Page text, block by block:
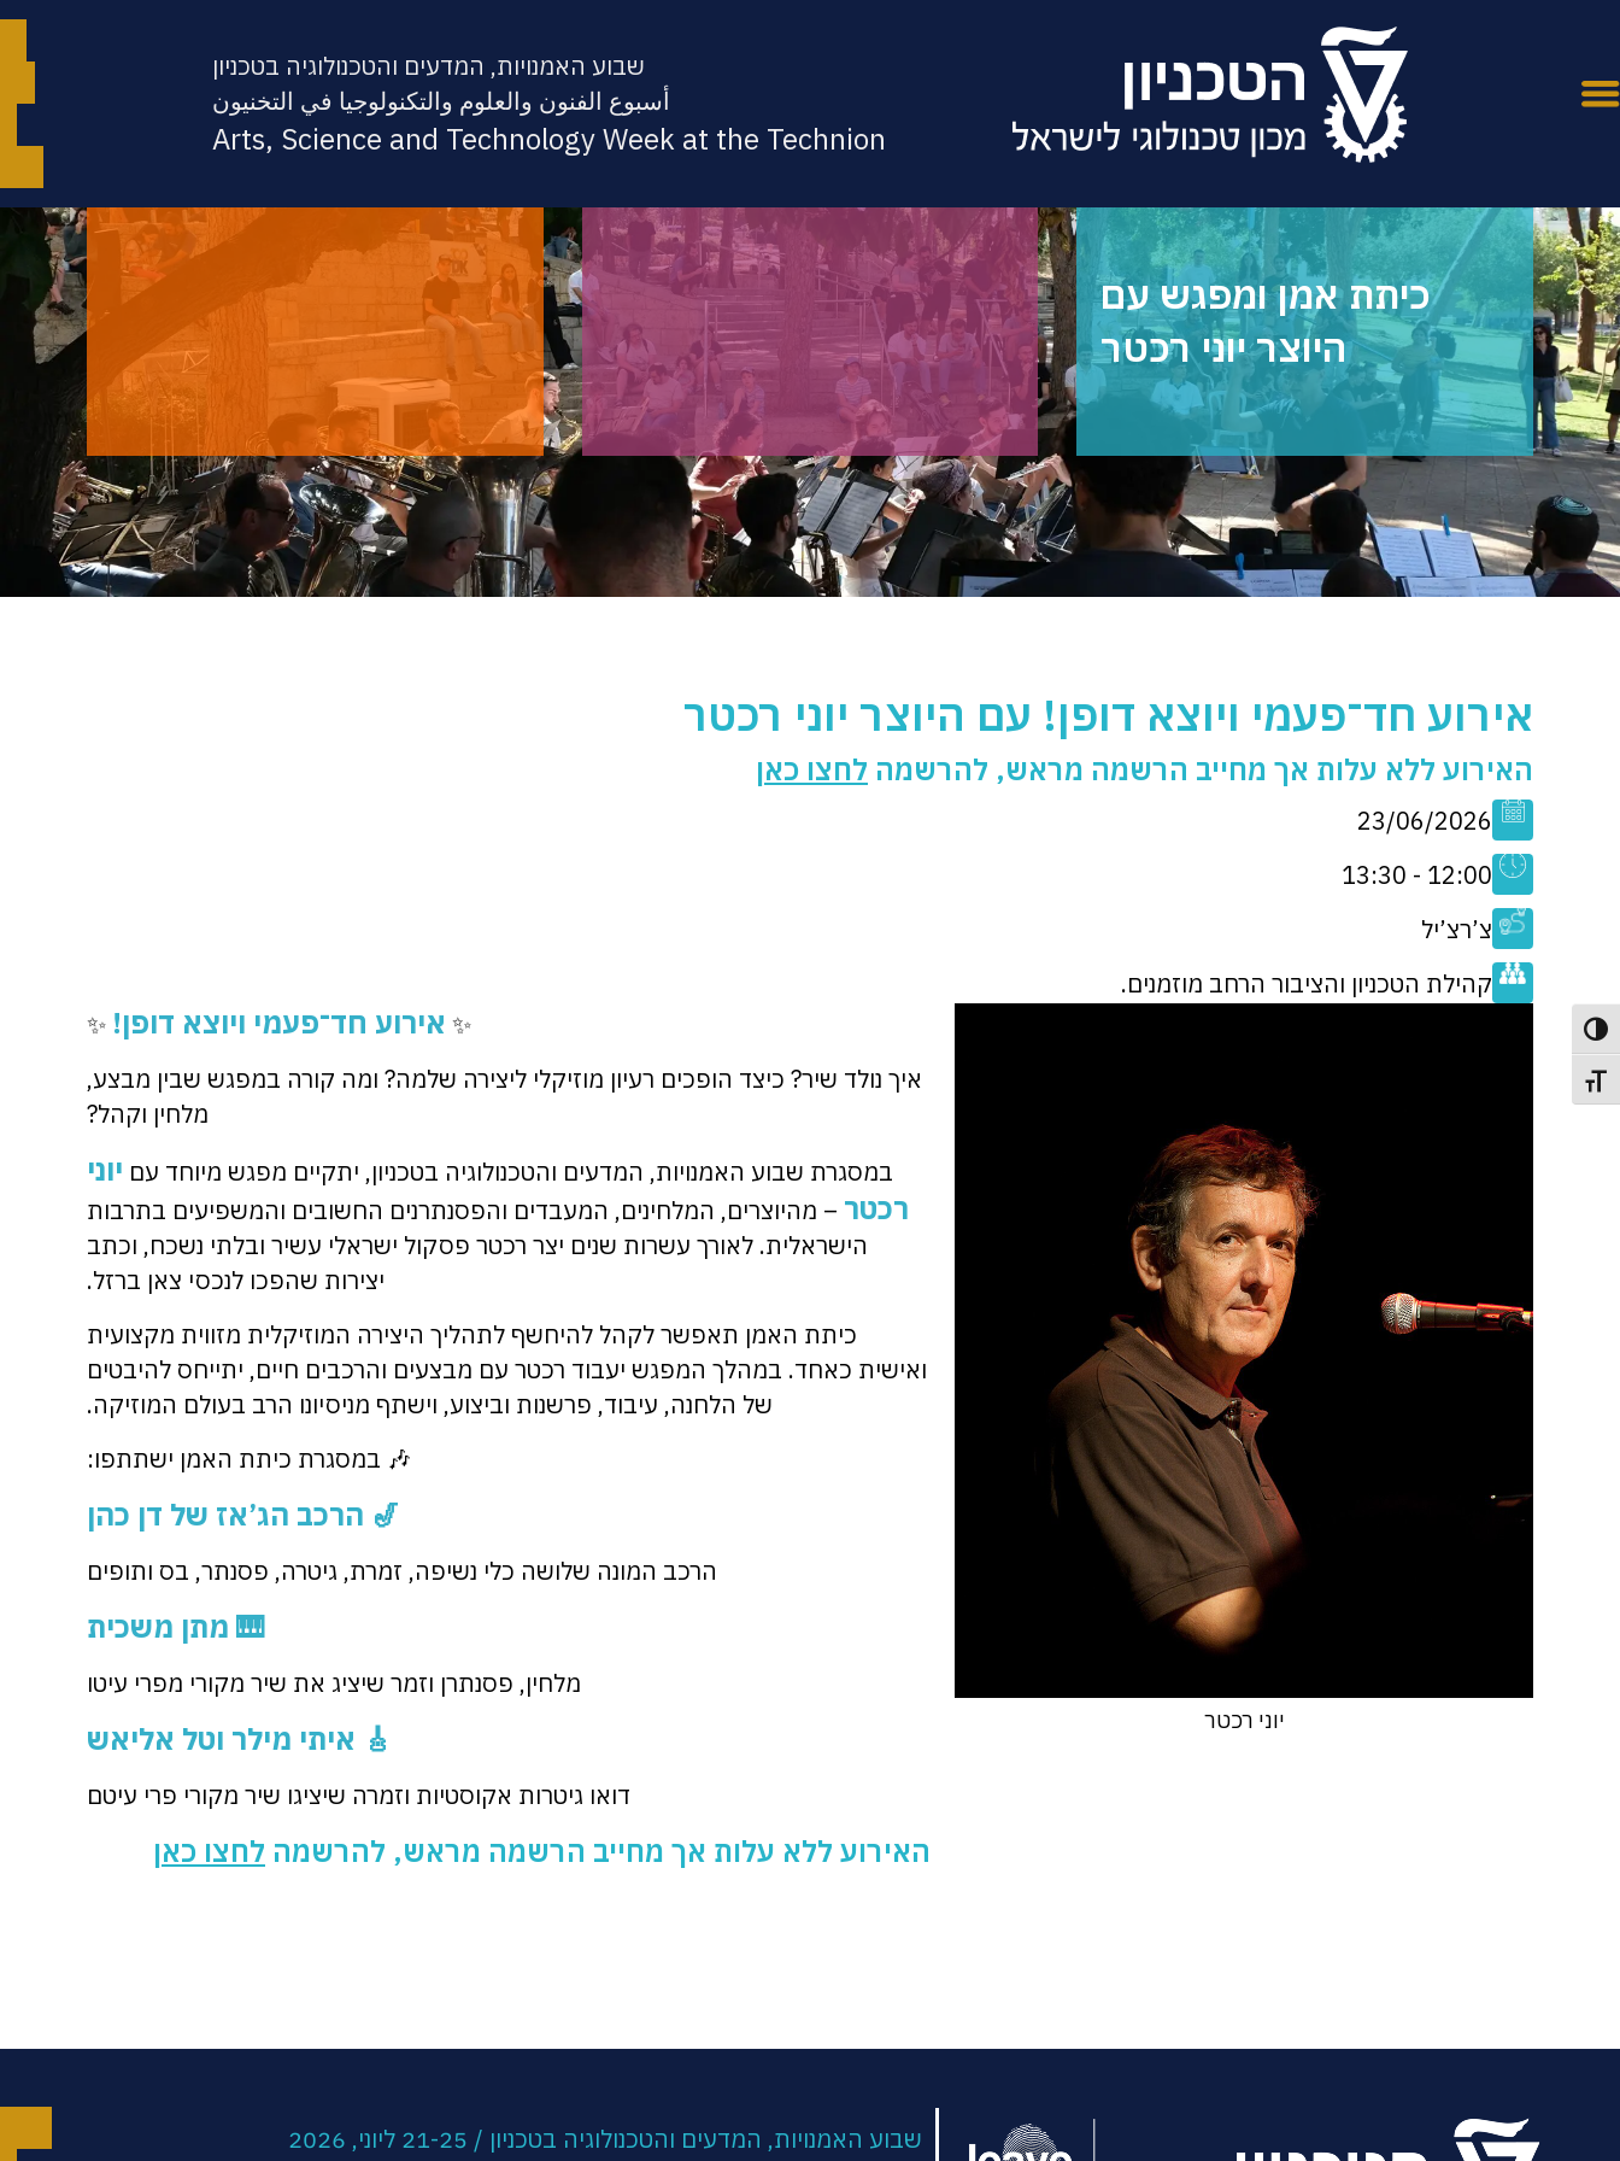
הפעל/כבה ניגודיות גבוהה
מתג גודל גופן
שבוע האמנויות, המדעים והטכנולוגיה בטכניון
أسبوع الفنون والعلوم والتكنولوجيا في التخنيون
Arts, Science and Technology Week at the Technion
כיתת אמן ומפגש עם
היוצר יוני רכטר
אירוע חד־פעמי ויוצא דופן! עם היוצר יוני רכטר
האירוע ללא עלות אך מחייב הרשמה מראש, להרשמה לחצו כאן
23/06/2026
12:00 - 13:30
צ’רצ’יל
קהילת הטכניון והציבור הרחב מוזמנים.
יוני רכטר
✨ אירוע חד־פעמי ויוצא דופן! ✨
איך נולד שיר? כיצד הופכים רעיון מוזיקלי ליצירה שלמה? ומה קורה במפגש שבין מבצע,
מלחין וקהל?
במסגרת שבוע האמנויות, המדעים והטכנולוגיה בטכניון, יתקיים מפגש מיוחד עם יוני
רכטר – מהיוצרים, המלחינים, המעבדים והפסנתרנים החשובים והמשפיעים בתרבות
הישראלית. לאורך עשרות שנים יצר רכטר פסקול ישראלי עשיר ובלתי נשכח, וכתב
יצירות שהפכו לנכסי צאן ברזל.
כיתת האמן תאפשר לקהל להיחשף לתהליך היצירה המוזיקלית מזווית מקצועית
ואישית כאחד. במהלך המפגש יעבוד רכטר עם מבצעים והרכבים חיים, יתייחס להיבטים
של הלחנה, עיבוד, פרשנות וביצוע, וישתף מניסיונו הרב בעולם המוזיקה.
🎶 במסגרת כיתת האמן ישתתפו:
🎷 הרכב הג’אז של דן כהן
הרכב המונה שלושה כלי נשיפה, זמרת, גיטרה, פסנתר, בס ותופים
🎹 מתן משכית
מלחין, פסנתרן וזמר שיציג את שיר מקורי מפרי עיטו
🎸 איתי מילר וטל אליאש
דואו גיטרות אקוסטיות וזמרה שיציגו שיר מקורי פרי עיטם
האירוע ללא עלות אך מחייב הרשמה מראש, להרשמה לחצו כאן
שבוע האמנויות, המדעים והטכנולוגיה בטכניון / 21-25 ליוני, 2026